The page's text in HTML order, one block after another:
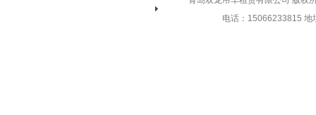
电话：15066233815 地